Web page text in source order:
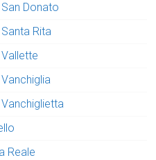
Donato
Rita
Reale